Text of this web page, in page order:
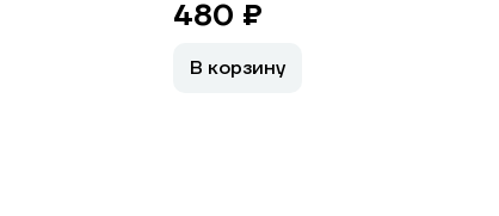
480 ₽
В корзину